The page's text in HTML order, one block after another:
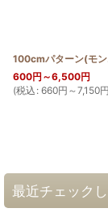
600円 ～6,500円
(税込 : 660円 ～7,150円
最近チェック